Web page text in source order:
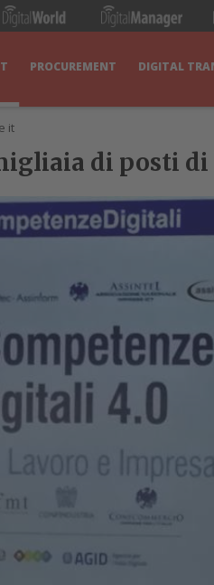
PROCUREMENT DIGITAL
it
di posti